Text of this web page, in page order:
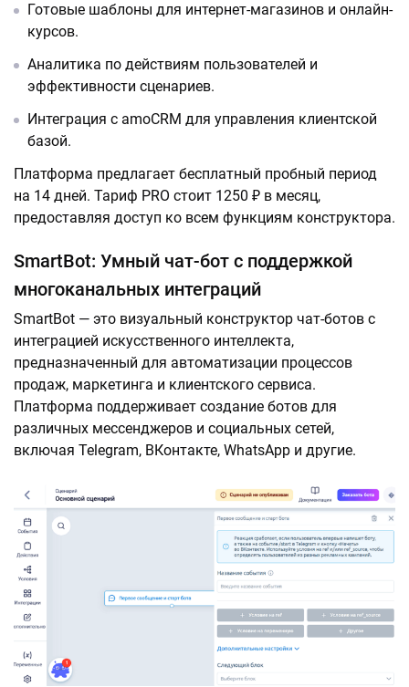
Готовые шаблоны для интернет-магазинов и онлайн-
курсов.
Аналитика по действиям пользователей и
эффективности сценариев.
Интеграция с amoCRM для управления клиентской
базой.
Платформа предлагает бесплатный пробный период
на 14 дней. Тариф PRO стоит 1250 ₽ в месяц,
предоставляя доступ ко всем функциям конструктора.
SmartBot: Умный чат-бот с поддержкой
многоканальных интеграций
SmartBot — это визуальный конструктор чат-ботов с
интеграцией искусственного интеллекта,
предназначенный для автоматизации процессов
продаж, маркетинга и клиентского сервиса.
Платформа поддерживает создание ботов для
различных мессенджеров и социальных сетей,
включая Telegram, ВКонтакте, WhatsApp и другие.